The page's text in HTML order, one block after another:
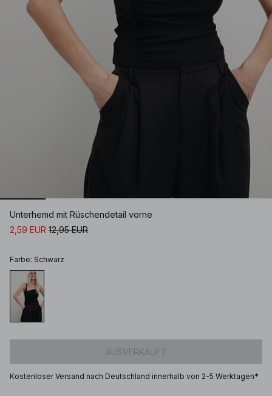
Unterhemd mit Rüschendetail vorne
2,59 EUR 12,95 EUR
Farbe: Schwarz
AUSVERKAUFT
Kostenloser Versand nach Deutschland innerhalb von 2-5 Werktagen*